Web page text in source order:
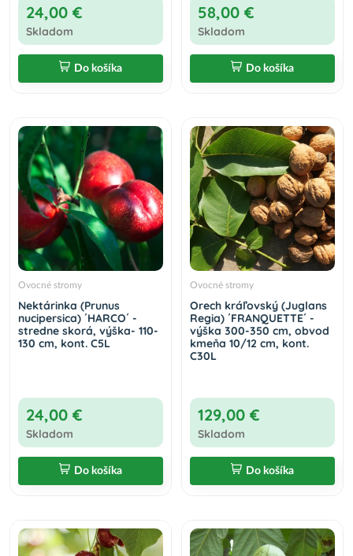
24,00 €
Skladom
Do košíka
58,00 €
Skladom
Do košíka
Ovocné stromy
Nektárinka (Prunus
nucipersica) ´HARCO´ -
stredne skorá, výška- 110-
130 cm, kont. C5L
24,00 €
Skladom
Do košíka
Ovocné stromy
Orech kráľovský (Juglans
Regia) ´FRANQUETTE´ -
výška 300-350 cm, obvod
kmeňa 10/12 cm, kont.
C30L
129,00 €
Skladom
Do košíka